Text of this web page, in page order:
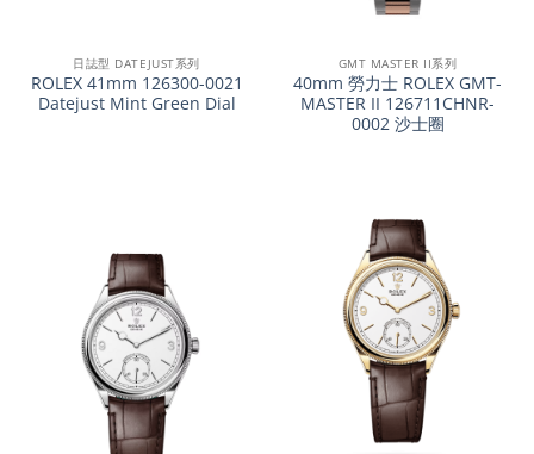
日誌型 DATEJUST系列
ROLEX 41mm 126300-0021
Datejust Mint Green Dial
GMT MASTER II系列
40mm 勞力士 ROLEX GMT-
MASTER II 126711CHNR-
0002 沙士圈